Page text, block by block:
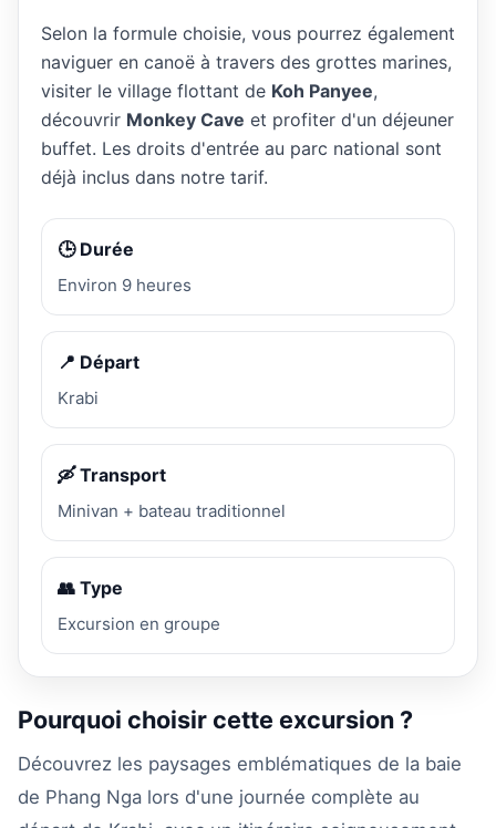
Selon la formule choisie, vous pourrez également
naviguer en canoë à travers des grottes marines,
visiter le village flottant de Koh Panyee,
découvrir Monkey Cave et profiter d'un déjeuner
buffet. Les droits d'entrée au parc national sont
déjà inclus dans notre tarif.
🕒 Durée
Environ 9 heures
📍 Départ
Krabi
🛶 Transport
Minivan + bateau traditionnel
👥 Type
Excursion en groupe
Pourquoi choisir cette excursion ?
Découvrez les paysages emblématiques de la baie
de Phang Nga lors d'une journée complète au